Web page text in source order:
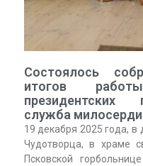
Состоялось
итогов
президентских
служба
19 декабря 2025 года, в
Чудотворца, в храме
Псковской